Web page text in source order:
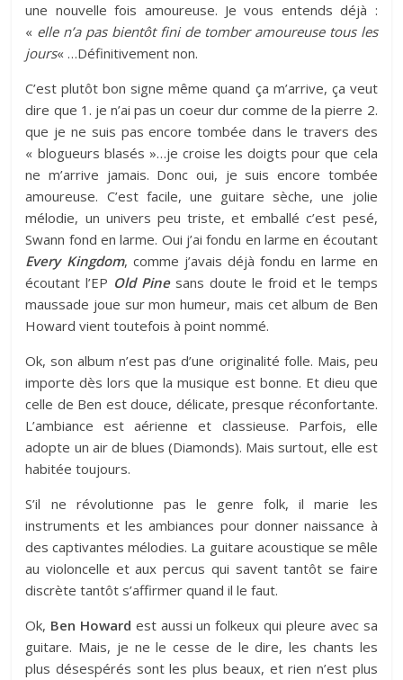
une nouvelle fois amoureuse. Je vous entends déjà :
« elle n’a pas bientôt fini de tomber amoureuse tous les
jours« …Définitivement non.
C’est plutôt bon signe même quand ça m’arrive, ça veut
dire que 1. je n’ai pas un coeur dur comme de la pierre 2.
que je ne suis pas encore tombée dans le travers des
« blogueurs blasés »…je croise les doigts pour que cela
ne m’arrive jamais. Donc oui, je suis encore tombée
amoureuse. C’est facile, une guitare sèche, une jolie
mélodie, un univers peu triste, et emballé c’est pesé,
Swann fond en larme. Oui j’ai fondu en larme en écoutant
Every Kingdom, comme j’avais déjà fondu en larme en
écoutant l’EP Old Pinesans doute le froid et le temps
maussade joue sur mon humeur, mais cet album de Ben
Howard vient toutefois à point nommé.
Ok, son album n’est pas d’une originalité folle. Mais, peu
importe dès lors que la musique est bonne. Et dieu que
celle de Ben est douce, délicate, presque réconfortante.
L’ambiance est aérienne et classieuse. Parfois, elle
adopte un air de blues (Diamonds). Mais surtout, elle est
habitée toujours.
S’il ne révolutionne pas le genre folk, il marie les
instruments et les ambiances pour donner naissance à
des captivantes mélodies. La guitare acoustique se mêle
au violoncelle et aux percus qui savent tantôt se faire
discrète tantôt s’affirmer quand il le faut.
Ok, Ben Howard est aussi un folkeux qui pleure avec sa
guitare. Mais, je ne le cesse de le dire, les chants les
plus désespérés sont les plus beaux, et rien n’est plus